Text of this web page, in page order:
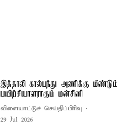
இத்தாலி கால்பந்து அணிக்கு மீண்டும்
பயிற்சியாளராகும் மன்சினி
விளையாட்டுச் செய்திப்பிரிவு
29 Jul 2026